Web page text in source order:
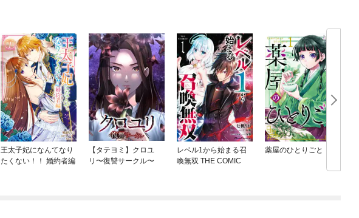
王太子妃になんてなり
たくない！！ 婚約者編
【タテヨミ】クロユ
リ〜復讐サークル〜
レベル1から始まる召
喚無双 THE COMIC
薬屋のひとりごと